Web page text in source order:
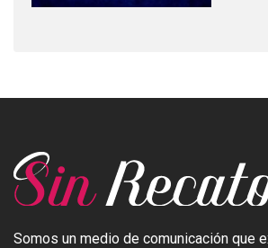
Somos un medio de comunicación que